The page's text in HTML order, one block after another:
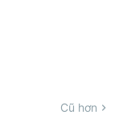
Cũ hơn